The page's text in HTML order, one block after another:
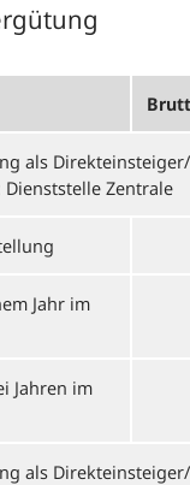
als
Dienststelle Zentrale
Jahr im
Jahren im
als